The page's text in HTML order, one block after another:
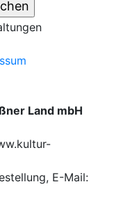
Land mbH
E-Mail: